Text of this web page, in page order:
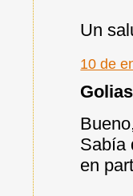
Un
10 de
Sabía
en